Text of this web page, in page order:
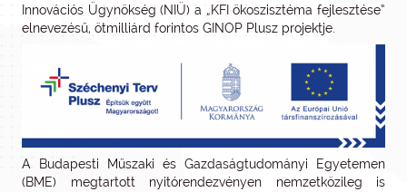
Innovációs Ügynökség (NIÜ) a „KFI ökoszisztéma fejlesztése”
elnevezésű, ötmilliárd forintos GINOP Plusz projektje.
A Budapesti Műszaki és Gazdaságtudományi Egyetemen
(BME) megtartott nyitórendezvényen nemzetközileg is